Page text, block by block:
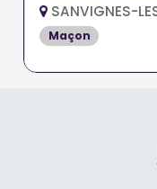
SANVIGNES-
Maçon